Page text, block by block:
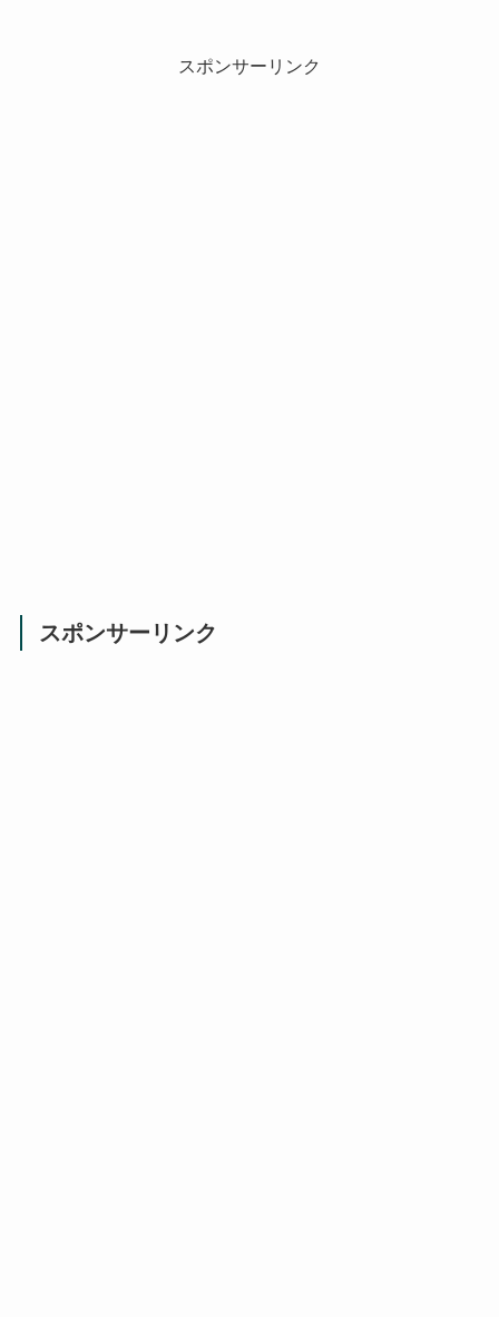
スポンサーリンク
スポンサーリンク